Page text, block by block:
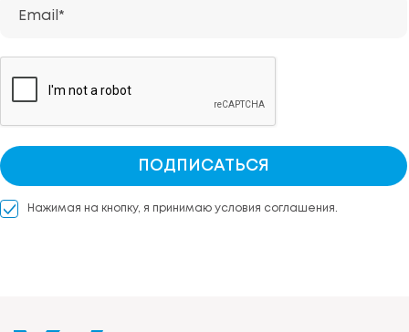
Email*
ПОДПИСАТЬСЯ
Нажимая на кнопку, я принимаю условия соглашения.